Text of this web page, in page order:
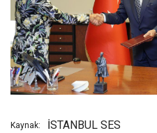
Kaynak: İSTANBUL SES